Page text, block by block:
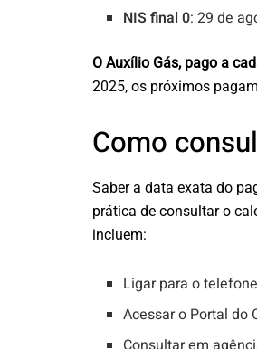
NIS final 0: 29 de
O Auxílio Gás, pago a
2025, os próximos
Como
Saber a data exata do
prática de consultar o
incluem:
Ligar para o
Acessar o Portal do